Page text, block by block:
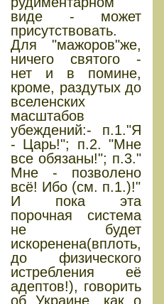
виде - может
присутствовать.
Для "мажоров"же,
ничего святого -
нет и в помине,
кроме, раздутых до
вселенских
масштабов
убеждений:- п.1."Я
- Царь!"; п.2. "Мне
все обязаны!"; п.3."
Мне - позволено
всё! Ибо (см. п.1.)!"
И пока эта
порочная система
не будет
искоренена(вплоть,
до физического
истребления её
адептов!), говорить
об Украине, как о